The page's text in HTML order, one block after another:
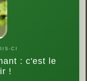
CI
: c'est le
!